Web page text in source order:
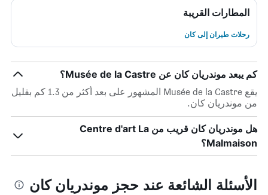
المطارات القريبة
رحلات طيران إلى كان
كم يبعد موندريان كان عن Musée de la Castre؟
يقع Musée de la Castre المشهور على بعد أكثر من 1.3 كم بقليل
من موندريان كان.
هل موندريان كان قريب من Centre d'art La
Malmaison؟
الأسئلة الشائعة عند حجز موندريان كان